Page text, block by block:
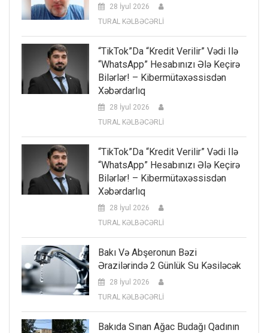
28 İyul 2026
TURAL KƏLBƏCƏRLİ
“TikTok”da “kredit Verilir” Vədi Ilə
“WhatsApp” Hesabınızı Ələ Keçirə
Bilərlər! – Kibermütəxəssisdən
Xəbərdarlıq
28 İyul 2026
TURAL KƏLBƏCƏRLİ
“TikTok”da “kredit Verilir” Vədi Ilə
“WhatsApp” Hesabınızı Ələ Keçirə
Bilərlər! – Kibermütəxəssisdən
Xəbərdarlıq
28 İyul 2026
TURAL KƏLBƏCƏRLİ
Bakı Və Abşeronun Bəzi
Ərazilərində 2 Günlük Su Kəsiləcək
28 İyul 2026
TURAL KƏLBƏCƏRLİ
Bakıda Sınan Ağac Budağı Qadının